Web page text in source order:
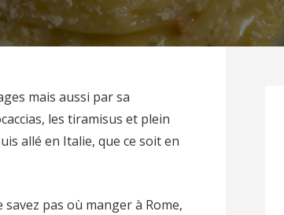
mais aussi par sa
les tiramisus et plein
allé en Italie, que ce soit en
pas où manger à Rome,